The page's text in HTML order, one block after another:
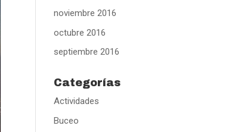
noviembre 2016
octubre 2016
septiembre 2016
Categorías
Actividades
Buceo